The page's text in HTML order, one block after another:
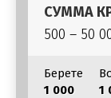
СУММА
500 – 50
Берете
1 000
1